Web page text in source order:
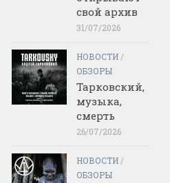
свой архив
31/07/2026
НОВОСТИ /
ОБЗОРЫ
Тарковский,
музыка,
смерть
26/07/2026
НОВОСТИ /
ОБЗОРЫ